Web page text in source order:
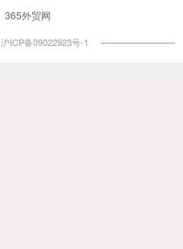
365外贸网
沪ICP备09022923号-1